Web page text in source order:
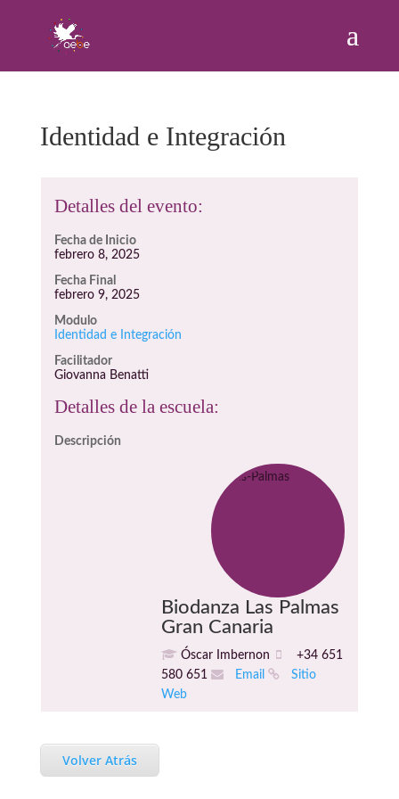
Identidad e Integración
Detalles del evento:
Fecha de Inicio
febrero 8, 2025
Fecha Final
febrero 9, 2025
Modulo
Identidad e Integración
Facilitador
Giovanna Benatti
Detalles de la escuela:
Descripción
Biodanza Las Palmas
Gran Canaria
Óscar Imbernon
+34 651
580 651
Email
Sitio
Web
Volver Atrás